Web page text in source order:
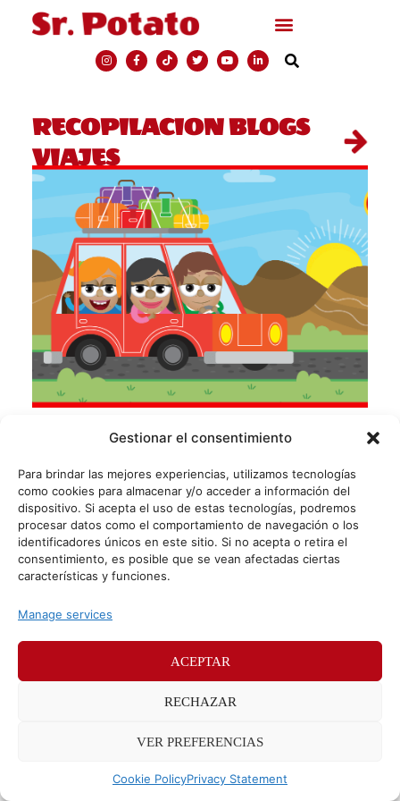
Gestionar el consentimiento
Para brindar las mejores experiencias, utilizamos tecnologías
como cookies para almacenar y/o acceder a información del
dispositivo. Si acepta el uso de estas tecnologías, podremos
procesar datos como el comportamiento de navegación o los
identificadores únicos en este sitio. Si no acepta o retira el
consentimiento, es posible que se vean afectadas ciertas
características y funciones.
Manage services
ACEPTAR
RECHAZAR
VER PREFERENCIAS
Cookie PolicyPrivacy Statement
RECOPILACION BLOGS
VIAJES
Recopilación de los mejores blogs de viajes
meses o un par de días, a todos nos gusta la desconexión
y descubrir
© Sr. Potato 2026
Méndez Álvaro 24, 28045 Madrid. Teléfono91 176 52 25